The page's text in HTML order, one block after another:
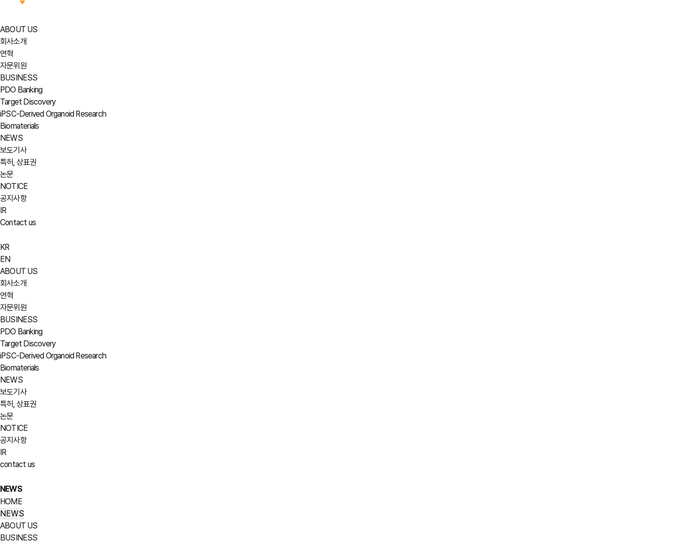
ABOUT US
회사소개
연혁
자문위원
BUSINESS
PDO Banking
Target Discovery
iPSC-Derived Organoid Research
Biomaterials
NEWS
보도기사
특허, 상표권
논문
NOTICE
공지사항
IR
Contact us
KR
EN
ABOUT US
회사소개
연혁
자문위원
BUSINESS
PDO Banking
Target Discovery
iPSC-Derived Organoid Research
Biomaterials
NEWS
보도기사
특허, 상표권
논문
NOTICE
공지사항
IR
contact us
NEWS
HOME
NEWS
ABOUT US
BUSINESS